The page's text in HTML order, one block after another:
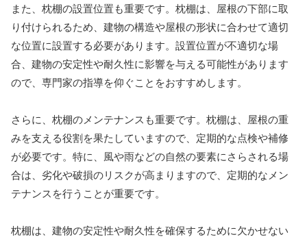
また、枕棚の設置位置も重要です。枕棚は、屋根の下部に取
り付けられるため、建物の構造や屋根の形状に合わせて適切
な位置に設置する必要があります。設置位置が不適切な場
合、建物の安定性や耐久性に影響を与える可能性があります
ので、専門家の指導を仰ぐことをおすすめします。
さらに、枕棚のメンテナンスも重要です。枕棚は、屋根の重
みを支える役割を果たしていますので、定期的な点検や補修
が必要です。特に、風や雨などの自然の要素にさらされる場
合は、劣化や破損のリスクが高まりますので、定期的なメン
テナンスを行うことが重要です。
枕棚は、建物の安定性や耐久性を確保するために欠かせない